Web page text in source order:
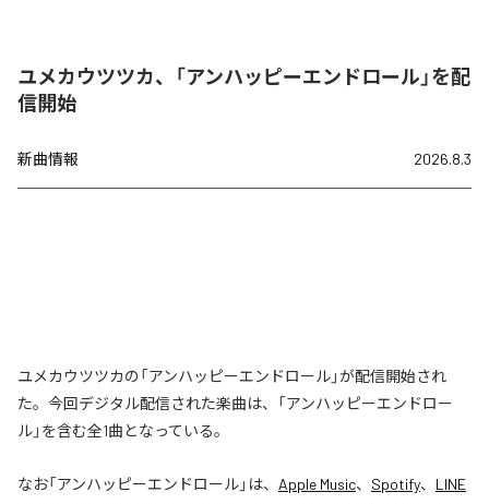
ユメカウツツカ、「アンハッピーエンドロール」を配
信開始
新曲情報 2026.8.3
ユメカウツツカの「アンハッピーエンドロール」が配信開始され
た。今回デジタル配信された楽曲は、「アンハッピーエンドロー
ル」を含む全1曲となっている。
なお「アンハッピーエンドロール」は、 Apple Music、 Spotify、 LINE